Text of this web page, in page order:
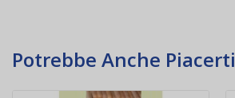
Potrebbe Anche Piacerti